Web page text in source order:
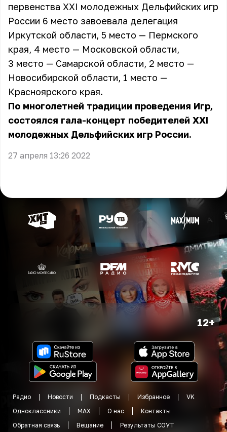
первенства XXI молодежных Дельфийских игр
России 6 место завоевала делегация
Иркутской области, 5 место — Пермского
края, 4 место — Московской области,
3 место — Самарской области, 2 место —
Новосибирской области, 1 место —
Красноярского края.
По многолетней традиции проведения Игр,
состоялся гала-концерт победителей XXI
молодежных Дельфийских игр России.
27 апреля 13:26 2022
12+
Радио Новости Подкасты Избранное
VK
Одноклассники
MAX О нас
Контакты
Обратная связь
Вещание Результаты СОУТ